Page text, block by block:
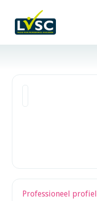
Professioneel profiel